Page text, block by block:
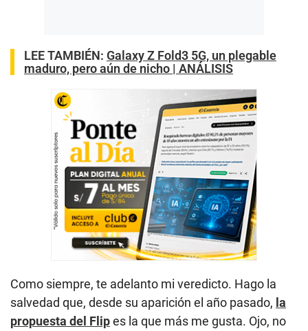
LEE TAMBIÉN: Galaxy Z Fold3 5G, un plegable
maduro, pero aún de nicho | ANÁLISIS
Como siempre, te adelanto mi veredicto. Hago la
salvedad que, desde su aparición el año pasado, la
propuesta del Flipes la que más me gusta. Ojo, no